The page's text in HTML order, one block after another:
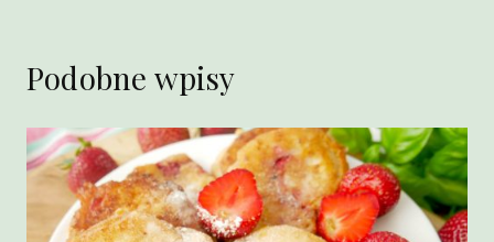
Podobne wpisy